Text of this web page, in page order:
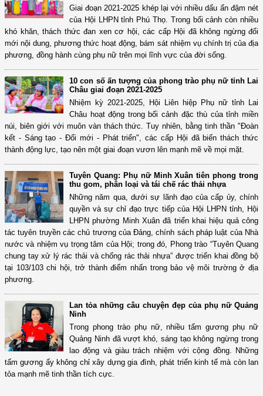
Giai đoạn 2021-2025 khép lại với nhiều dấu ấn đậm nét
của Hội LHPN tỉnh Phú Thọ. Trong bối cảnh còn nhiều
khó khăn, thách thức đan xen cơ hội, các cấp Hội đã không ngừng đổi
mới nội dung, phương thức hoạt động, bám sát nhiệm vụ chính trị của địa
phương, đồng hành cùng phụ nữ trên mọi lĩnh vực của đời sống.
10 con số ấn tượng của phong trào phụ nữ tỉnh Lai
Châu giai đoạn 2021-2025
Nhiệm kỳ 2021-2025, Hội Liên hiệp Phụ nữ tỉnh Lai
Châu hoạt động trong bối cảnh đặc thù của tỉnh miền
núi, biên giới với muôn vàn thách thức. Tuy nhiên, bằng tinh thần "Đoàn
kết - Sáng tạo - Đổi mới - Phát triển", các cấp Hội đã biến thách thức
thành động lực, tạo nên một giai đoạn vươn lên mạnh mẽ về mọi mặt.
Tuyên Quang: Phụ nữ Minh Xuân tiên phong trong
thu gom, phân loại và tái chế rác thải nhựa
Những năm qua, dưới sự lãnh đạo của cấp ủy, chính
quyền và sự chỉ đạo trực tiếp của Hội LHPN tỉnh, Hội
LHPN phường Minh Xuân đã triển khai hiệu quả công
tác tuyên truyền các chủ trương của Đảng, chính sách pháp luật của Nhà
nước và nhiệm vụ trọng tâm của Hội; trong đó, Phong trào “Tuyên Quang
chung tay xử lý rác thải và chống rác thải nhựa” được triển khai đồng bộ
tại 103/103 chi hội, trở thành điểm nhấn trong bảo vệ môi trường ở địa
phương.
Lan tỏa những câu chuyện đẹp của phụ nữ Quảng
Ninh
Trong phong trào phụ nữ, nhiều tấm gương phụ nữ
Quảng Ninh đã vượt khó, sáng tạo không ngừng trong
lao động và giàu trách nhiệm với cộng đồng. Những
tấm gương ấy không chỉ xây dựng gia đình, phát triển kinh tế mà còn lan
tỏa mạnh mẽ tinh thần tích cực.